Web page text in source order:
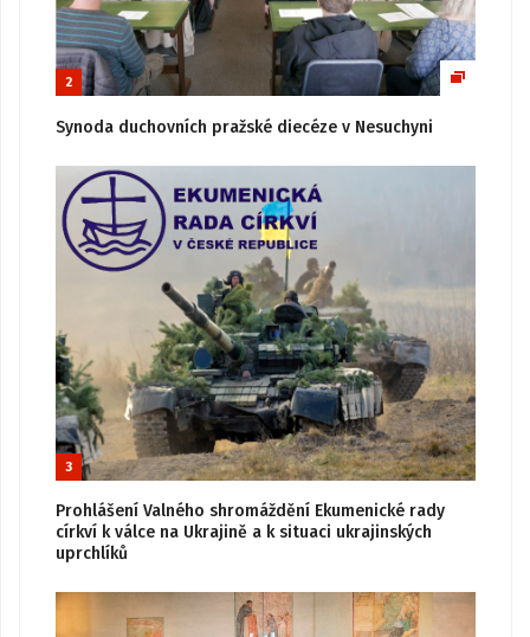
2
Synoda duchovních pražské diecéze v Nesuchyni
3
Prohlášení Valného shromáždění Ekumenické rady
církví k válce na Ukrajině a k situaci ukrajinských
uprchlíků